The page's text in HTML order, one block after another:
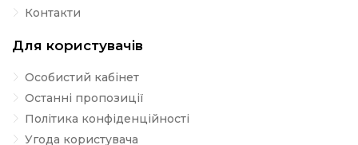
Контакти
Для користувачів
Особистий кабінет
Останні пропозиції
Політика конфіденційності
Угода користувача